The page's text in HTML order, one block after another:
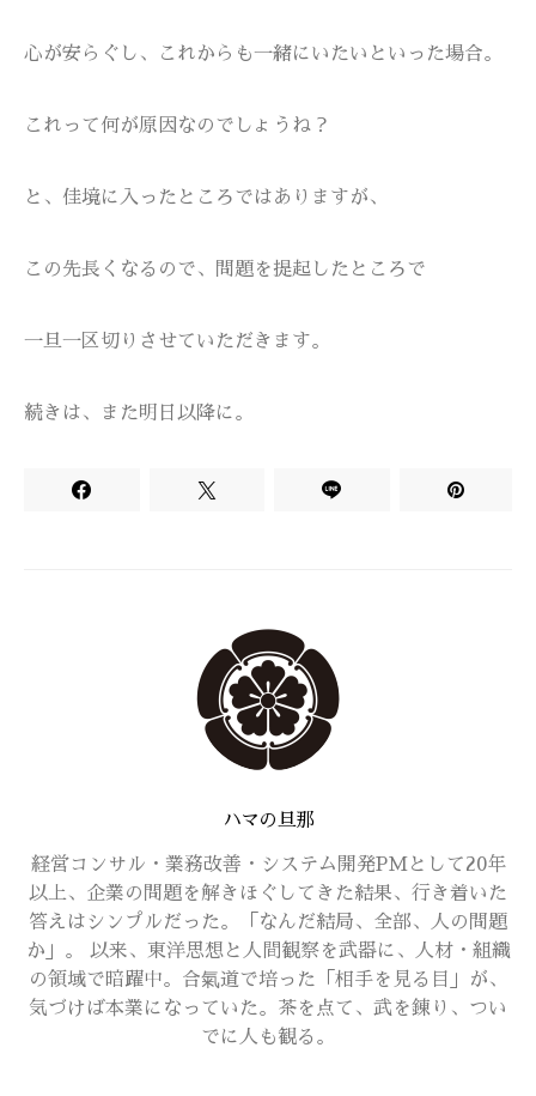
心が安らぐし、これからも一緒にいたいといった場合。
これって何が原因なのでしょうね？
と、佳境に入ったところではありますが、
この先長くなるので、問題を提起したところで
一旦一区切りさせていただきます。
続きは、また明日以降に。
ハマの旦那
経営コンサル・業務改善・システム開発PMとして20年
以上、企業の問題を解きほぐしてきた結果、行き着いた
答えはシンプルだった。「なんだ結局、全部、人の問題
か」。 以来、東洋思想と人間観察を武器に、人材・組織
の領域で暗躍中。合氣道で培った「相手を見る目」が、
気づけば本業になっていた。茶を点て、武を錬り、つい
でに人も観る。